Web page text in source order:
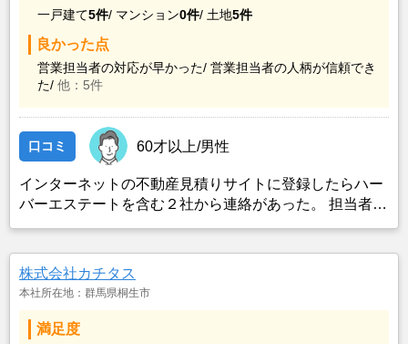
一戸建て5件/ マンション0件/ 土地5件
良かった点
営業担当者の対応が早かった/ 営業担当者の人柄が信頼でき
た/ 他：5件
口コミ 60才以上/男性
インターネットの不動産見積りサイトに登録したらハー
バーエステートを含む２社から連絡があった。 担当者が
株式会社カチタス
本社所在地：群馬県桐生市
満足度